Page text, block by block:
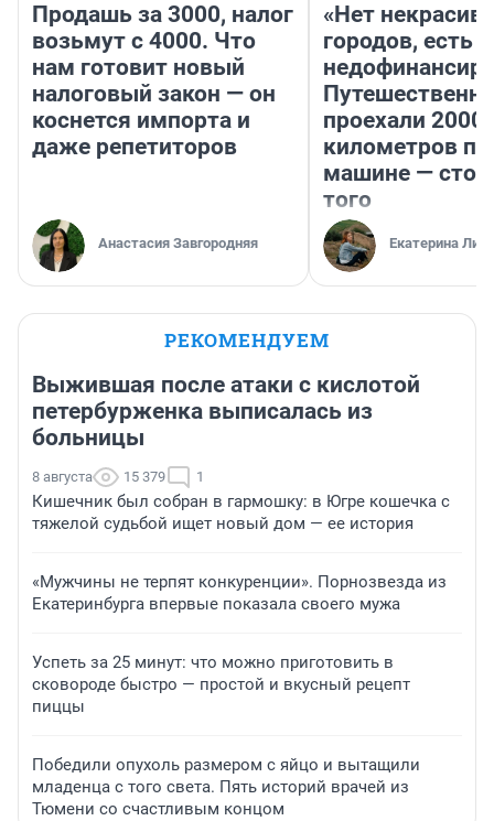
Продашь за 3000, налог
возьмут с 4000. Что
нам готовит новый
налоговый закон — он
коснется импорта и
даже репетиторов
Анастасия Завгородняя
«Нет
городов, есть
проехали 2000
километров по
машине —
того
Екатерина
РЕКОМЕНДУЕМ
Выжившая после атаки с кислотой
петербурженка выписалась из
больницы
8 августа 15 379 1
Кишечник был собран в гармошку: в Югре кошечка с
тяжелой судьбой ищет новый дом — ее история
«Мужчины не терпят конкуренции». Порнозвезда из
Екатеринбурга впервые показала своего мужа
Успеть за 25 минут: что можно приготовить в
сковороде быстро — простой и вкусный рецепт
пиццы
Победили опухоль размером с яйцо и вытащили
младенца с того света. Пять историй врачей из
Тюмени со счастливым концом